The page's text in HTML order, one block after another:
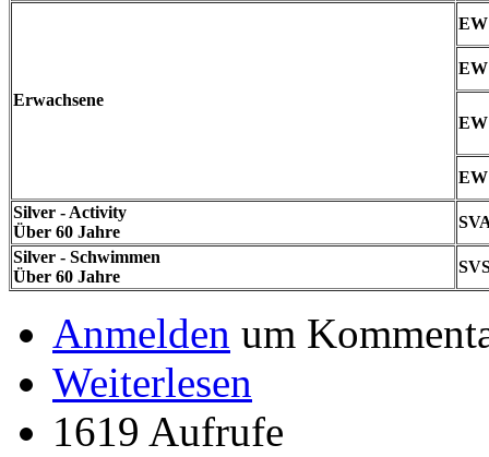
Erwachsene
Silver - Activity
Über 60 Jahre
Silver - Schwimmen
Über 60 Jahre
Anmelden um
Weiterlesen
1619 Aufrufe